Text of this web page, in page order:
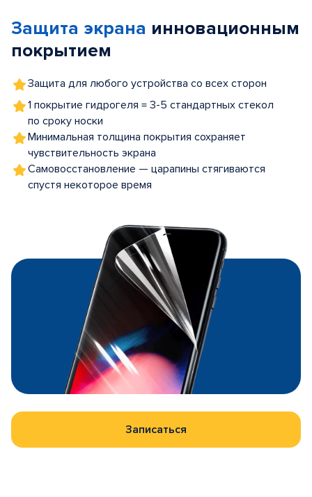
5
Защита экрана инновационным
покрытием
Защита для любого устройства со всех сторон
1 покрытие гидрогеля = 3-5 стандартных стекол
по сроку носки
Минимальная толщина покрытия сохраняет
чувствительность экрана
Самовосстановление — царапины стягиваются
спустя некоторое время
Записаться